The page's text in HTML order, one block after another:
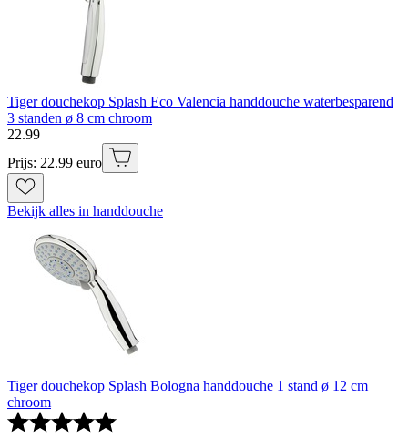
Tiger douchekop Splash Eco Valencia handdouche waterbesparend
3 standen ø 8 cm chroom
22.99
Prijs: 22.99 euro
Bekijk alles in handdouche
Tiger douchekop Splash Bologna handdouche 1 stand ø 12 cm
chroom